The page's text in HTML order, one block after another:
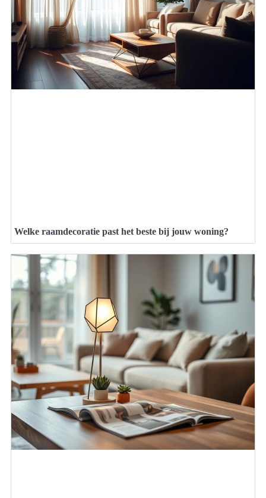
Welke raamdecoratie past het beste bij jouw woning?